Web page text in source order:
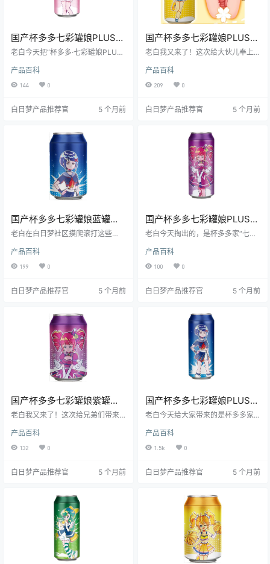
国产杯多多七彩罐娘PLUS粉
罐粉桃常规款柔软慢玩名器
老白今天把“杯多多·七彩罐娘PLUS
像一罐刚开的白桃汽水，软萌外表
下却藏着“慢玩系”的温柔陷阱。老白
论先放这儿：预算百元内、想从“手
天，请绕道。下面老白就带你拆罐
产品百科
144 0
白日梦产品推荐官 5 个月前
国产杯多多七彩罐娘PLUS绿
罐绿绮常规款飞机杯测评报
老白我又来了！这次给大伙儿奉上
S系列里那罐绿油油的“绿绮”。别看
它外表像个胖墩墩的茶叶罐，打开
绿得发慌，也绿得发香。本篇老白
产品百科
209 0
白日梦产品推荐官 5 个月前
国产杯多多七彩罐娘蓝罐蓝
珂刺激款自慰器测评报告
老白在白日梦社区摸爬滚打这些
多这款七彩罐娘蓝罐蓝珂刺激款这
么会“装”的，还真不多。蓝罐蓝珂，
拉到了“物理系”——物理超度那种。
到底是真·刺激，还是只是“蓝”得你
产品百科
199 0
白日梦产品推荐官 5 个月前
国产杯多多七彩罐娘PLUS紫
罐紫缇慢玩款慢玩飞机杯测
老白今天掏出的，是杯多多家“七彩
紫罐——紫缇。 听名字像某款奶
茶，但别真拿它泡奶茶，不然哲学
进化成“时间管理大师”？先让紫缇给
产品百科
100 0
白日梦产品推荐官 5 个月前
国产杯多多七彩罐娘紫罐紫
缇慢玩款慢玩飞机杯测评报
老白我又来了！这次给兄弟们带来
紫罐紫缇慢玩款。别看它名字长得
像奶茶，喝不得，但“用”起来可真上
袄，今天咱们就把它扒个底朝天！ -
产品百科
132 0
白日梦产品推荐官 5 个月前
国产杯多多七彩罐娘PLUS蓝
罐蓝珂刺激款自慰器测评报
老白今天给大家带来的是杯多多家
款”。这名字听着就像把彩虹塞进易
拉罐再配个二次元妹子，实则是一
三洗之后，决定用哲学系的严谨+老
h 模式开冲？以及——值不值得让钱
包瘦身？往下看！ ---
产品百科
1.5k 0
白日梦产品推荐官 5 个月前